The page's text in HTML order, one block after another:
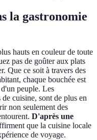
la gastronomie
hauts en couleur de toute
pas de goûter aux plats
Que ce soit à travers des
chaque bouchée est
peuple. Les
cuisine, sont de plus en
non seulement des
D'après une
que la cuisine locale
de voyage.